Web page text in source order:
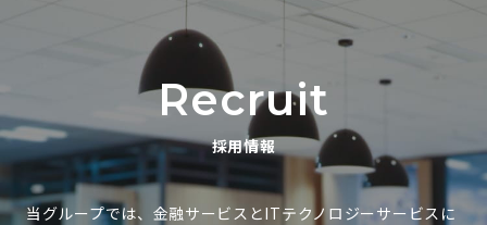
Recruit
採用情報
当グループでは、金融サービスとITテクノロジーサービスに